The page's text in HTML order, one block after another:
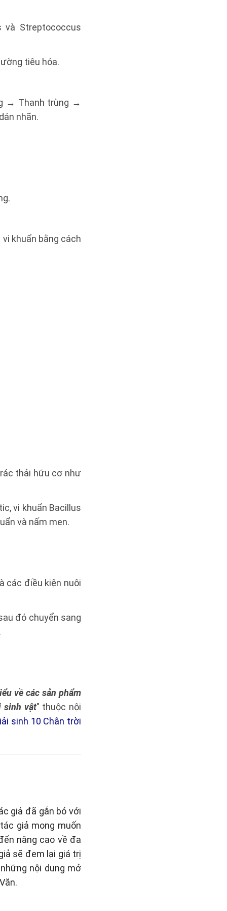
và Streptococcus
tiêu hóa.
→ Thanh trùng →
nhãn.
khuẩn bằng cách
thải hữu cơ như
vi khuẩn Bacillus
và nấm men.
các điều kiện nuôi
đó chuyển sang
về các sản phẩm
sinh vật" thuộc nội
sinh 10 Chân trời
giả đã gắn bó với
giả mong muốn
nâng cao về đa
sẽ đem lại giá trị
nội dung mở